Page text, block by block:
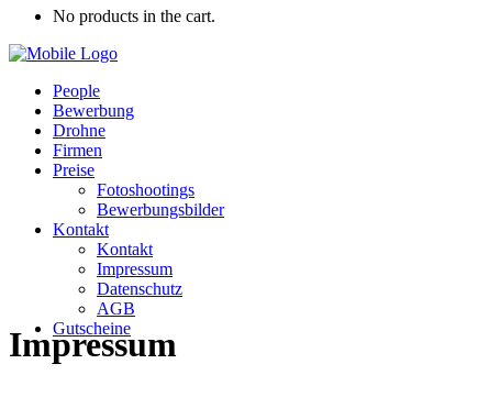
No products in the cart.
People
Bewerbung
Drohne
Firmen
Preise
Fotoshootings
Bewerbungsbilder
Kontakt
Kontakt
Impressum
Datenschutz
AGB
Gutscheine
Impressum